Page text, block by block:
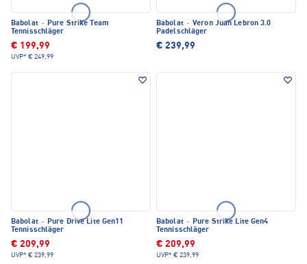
Babolat · Pure Strike Team
Tennisschläger
€ 199,99
UVP* € 249,99
Babolat · Veron Juan Lebron 3.0
Padelschläger
€ 239,99
Babolat · Pure Drive Lite Gen11
Tennisschläger
€ 209,99
UVP* € 239,99
Babolat · Pure Strike Lite Gen4
Tennisschläger
€ 209,99
UVP* € 239,99